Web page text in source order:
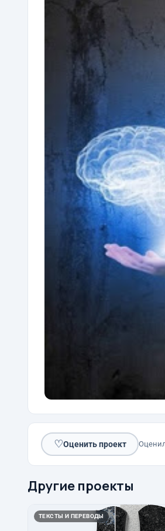
♡Оценить проект
Другие проекты
ТЕКСТЫ И ПЕРЕВОДЫ